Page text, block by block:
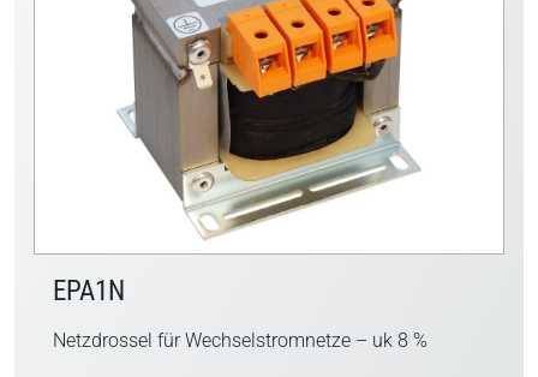
EPA1N
Netzdrossel für Wechselstromnetze – uk 8 %